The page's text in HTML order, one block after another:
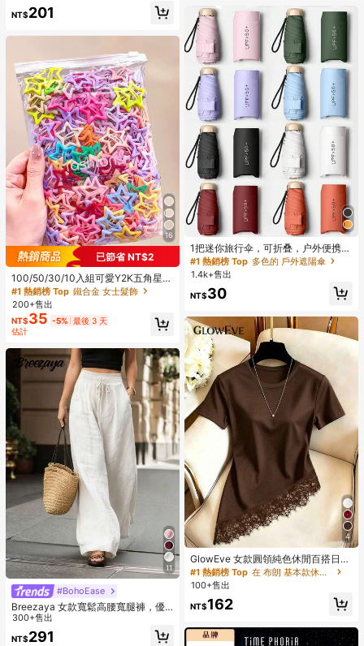
NT$201
16
已節省 NT$2
100/50/30/10入組可愛Y2K五角星B
B髮夾，彩色髮夾，基礎髮飾，適合
女孩，日常上學、派對、運動、美學
風格
#1 熱銷榜 Top 鐵合金 女士髮飾
200+售出
NT$35 -5% 最後 3 天
估計
11
#BohoEase
Breezaya 女款寬鬆高腰寬腿褲，優
雅白色時尚夏季度假假日，純色百搭
休閒日常穿著沙灘長褲
300+售出
NT$291
1把迷你旅行伞，可折叠，户外便携遮
阳伞，防紫外线遮阳伞，带收纳袋，
防晒，6根伞骨+加厚黑色防水涂层，
旅行必备，适合户外、旅行、夏季防
晒，防风防水
#1 熱銷榜 Top 多色的 戶外遮陽傘
1.4k+售出
NT$30
4
GlowEve 女款圓領純色休閒百搭日常
短袖T恤
#1 熱銷榜 Top
在 布朗 基本款休閒T卹
100+售出
NT$162